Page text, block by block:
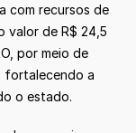
com recursos de
valor de R$ 24,5
por meio de
fortalecendo a
o estado.